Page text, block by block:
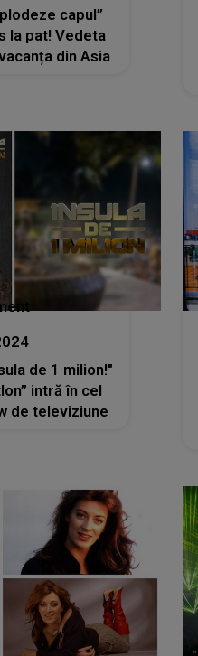
capul”
la pat! Vedeta
din Asia
de 1 milion!"
cel
de televiziune